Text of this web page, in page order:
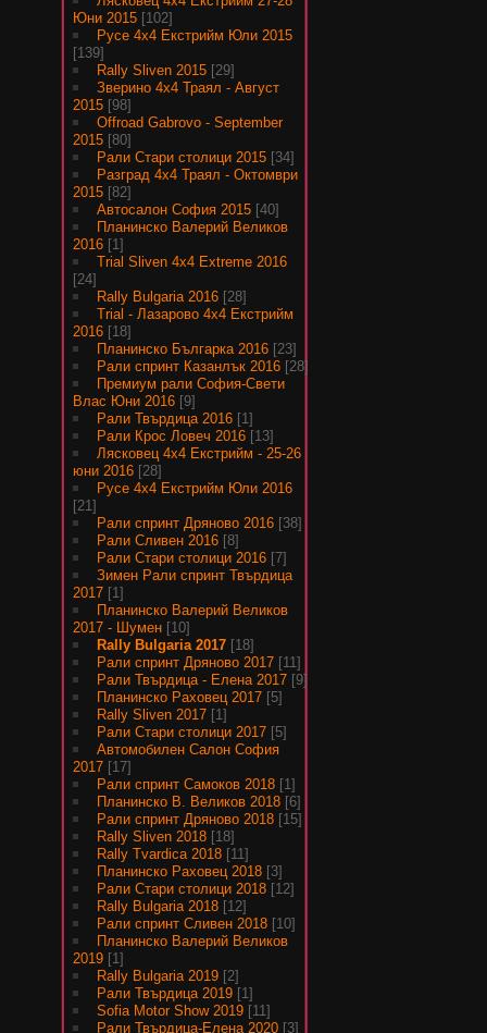
Юни 2015 [102]
Русе 4х4 Екстрийм Юли 2015
[139]
Rally Sliven 2015 [29]
Зверино 4х4 Траял - Август
2015 [98]
Offroad Gabrovo - September
2015 [80]
Рали Стари столици 2015 [34]
Разград 4х4 Траял - Октомври
2015 [82]
Автосалон София 2015 [40]
Планинско Валерий Великов
2016 [1]
Trial Sliven 4x4 Extreme 2016
[24]
Rally Bulgaria 2016 [28]
Trial - Лазарово 4х4 Екстрийм
2016 [18]
Планинско Българка 2016 [23]
Рали спринт Казанлък 2016 [28]
Премиум рали София-Свети
Влас Юни 2016 [9]
Рали Твърдица 2016 [1]
Рали Крос Ловеч 2016 [13]
Лясковец 4х4 Екстрийм - 25-26
юни 2016 [28]
Русе 4х4 Екстрийм Юли 2016
[21]
Рали спринт Дряново 2016 [38]
Рали Сливен 2016 [8]
Рали Стари столици 2016 [7]
Зимен Рали спринт Твърдица
2017 [1]
Планинско Валерий Великов
2017 - Шумен [10]
Rally Bulgaria 2017 [18]
Рали спринт Дряново 2017 [11]
Рали Твърдица - Елена 2017 [9]
Планинско Раховец 2017 [5]
Rally Sliven 2017 [1]
Рали Стари столици 2017 [5]
Автомобилен Салон София
2017 [17]
Рали спринт Самоков 2018 [1]
Планинско В. Великов 2018 [6]
Рали спринт Дряново 2018 [15]
Rally Sliven 2018 [18]
Rally Tvardica 2018 [11]
Планинско Раховец 2018 [3]
Рали Стари столици 2018 [12]
Rally Bulgaria 2018 [12]
Рали спринт Сливен 2018 [10]
Планинско Валерий Великов
2019 [1]
Rally Bulgaria 2019 [2]
Рали Твърдица 2019 [1]
Sofia Motor Show 2019 [11]
Рали Твърдица-Елена 2020 [3]